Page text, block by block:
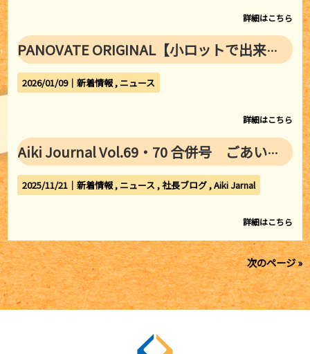
詳細はこちら
PANOVATE ORIGINAL【小ロットで出来る】オリジナルプチギフト
2026/01/09｜ 新着情報 ニュース
詳細はこちら
Aiki Journal Vol.69・70 合併号 ごあいさつ・新商品のご案内
2025/11/21｜ 新着情報 ニュース 社長ブログ Aiki Jarnal
詳細はこちら
次のページ »